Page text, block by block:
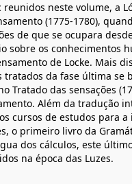
reunidos neste volume, a
(1775-1780),
de que se ocupara
sobre os conhecimentos
de Locke. Mais
tratados da fase última se
Tratado das sensações
Além da tradução
cursos de estudos para
o primeiro livro da
dos cálculos, este
na época das Luzes.